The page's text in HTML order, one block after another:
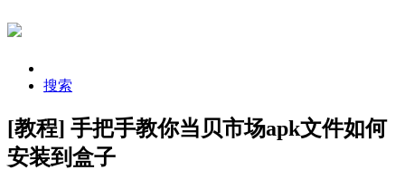
搜索
[教程] 手把手教你当贝市场apk文件如何
安装到盒子